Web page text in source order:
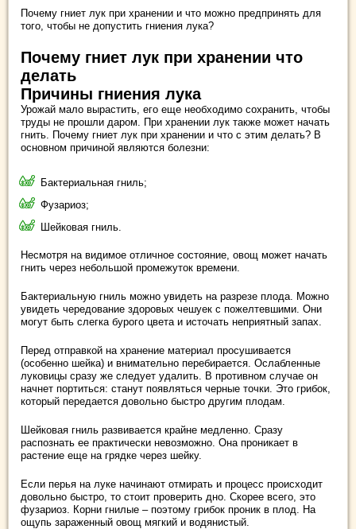
Почему гниет лук при хранении и что можно предпринять для
того, чтобы не допустить гниения лука?
Почему гниет лук при хранении что
делать
Причины гниения лука
Урожай мало вырастить, его еще необходимо сохранить, чтобы
труды не прошли даром. При хранении лук также может начать
гнить. Почему гниет лук при хранении и что с этим делать? В
основном причиной являются болезни:
Бактериальная гниль;
Фузариоз;
Шейковая гниль.
Несмотря на видимое отличное состояние, овощ может начать
гнить через небольшой промежуток времени.
Бактериальную гниль можно увидеть на разрезе плода. Можно
увидеть чередование здоровых чешуек с пожелтевшими. Они
могут быть слегка бурого цвета и источать неприятный запах.
Перед отправкой на хранение материал просушивается
(особенно шейка) и внимательно перебирается. Ослабленные
луковицы сразу же следует удалить. В противном случае он
начнет портиться: станут появляться черные точки. Это грибок,
который передается довольно быстро другим плодам.
Шейковая гниль развивается крайне медленно. Сразу
распознать ее практически невозможно. Она проникает в
растение еще на грядке через шейку.
Если перья на луке начинают отмирать и процесс происходит
довольно быстро, то стоит проверить дно. Скорее всего, это
фузариоз. Корни гнилые – поэтому грибок проник в плод. На
ощупь зараженный овощ мягкий и водянистый.